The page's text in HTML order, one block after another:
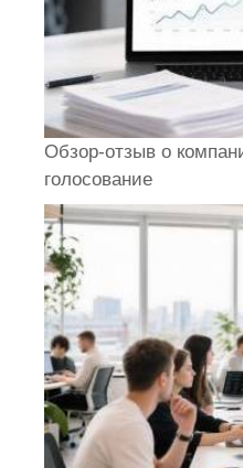
Обзор-отзыв о
голосование